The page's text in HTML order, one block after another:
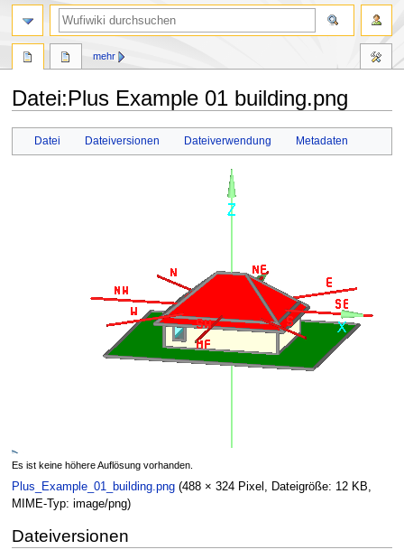
Datei:Plus Example 01 building.png
Datei Dateiversionen Dateiverwendung Metadaten
Es ist keine höhere Auflösung vorhanden.
Plus_Example_01_building.png (488 × 324 Pixel, Dateigröße: 12 KB,
MIME-Typ: image/png)
Dateiversionen
mehr
Suche